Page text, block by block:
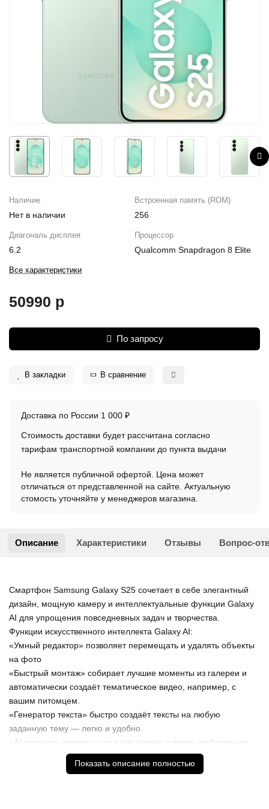
Mac Mini
AirTag
HomePod
Наличие
Нет в наличии
Встроенная память (ROM)
256
Диагональ дисплея
6.2
Процессор
Qualcomm Snapdragon 8 Elite
Все характеристики
50990 р
По запросу
В закладки В сравнение
Доставка по России 1 000 ₽
Стоимость доставки будет рассчитана согласно
тарифам транспортной компании до пункта выдачи
Не является публичной офертой. Цена может
отличаться от представленной на сайте. Актуальную
стомость уточняйте у менеджеров магазина.
Описание Характеристики Отзывы Вопрос-
Смартфон Samsung Galaxy S25 сочетает в себе элегантный
дизайн, мощную камеру и интеллектуальные функции Galaxy
AI для упрощения повседневных задач и творчества.
Функции искусственного интеллекта Galaxy AI:
«Умный редактор» позволяет перемещать и удалять объекты
на фото
«Быстрый монтаж» собирает лучшие моменты из галереи и
автоматически создаёт тематическое видео, например, с
вашим питомцем.
«Генератор текста» быстро создаёт тексты на любую
заданную тему — легко и удобно.
«AI рисунок» превращает ваши эскизы в яркие изображения,
которые можно добавить на фото или использовать для
Показать описание полностью